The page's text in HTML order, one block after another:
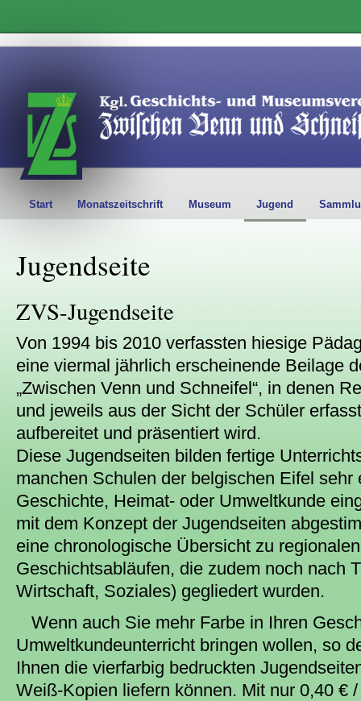
Start Monatszeitschrift Museum Jugend
Jugendseite
ZVS-Jugendseite
Von 1994 bis 2010 verfassten hiesige
eine viermal jährlich erscheinende Beilage
„Zwischen Venn und Schneifel“, in denen
und jeweils aus der Sicht der Schüler
aufbereitet und präsentiert wird.
Diese Jugendseiten bilden fertige
manchen Schulen der belgischen Eifel sehr
Geschichte, Heimat- oder Umweltkunde
mit dem Konzept der Jugendseiten
eine chronologische Übersicht zu
Geschichtsabläufen, die zudem noch nach
Wirtschaft, Soziales) gegliedert wurden.
Wenn auch Sie mehr Farbe in Ihren
Umweltkundeunterricht bringen wollen, so
Ihnen die vierfarbig bedruckten
Weiß-Kopien liefern können. Mit nur 0,40 €